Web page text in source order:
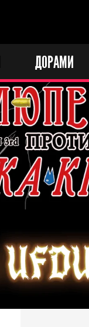
ДОРАМИ